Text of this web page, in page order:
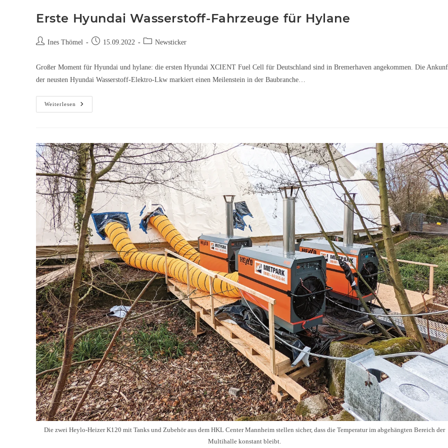
Erste Hyundai Wasserstoff-Fahrzeuge für Hylane
Ines Thömel 15.09.2022 Newsticker
Großer Moment für Hyundai und hylane: die ersten Hyundai XCIENT Fuel Cell für Deutschland sind in Bremerhaven angekommen. Die
der neusten Hyundai Wasserstoff-Elektro-Lkw markiert einen Meilenstein in der Baubranche…
Weiterlesen
Die zwei Heylo-Heizer K120 mit Tanks und Zubehör aus dem HKL Center Mannheim stellen sicher, dass die Temperatur im abgehängten Bereich der
Multihalle konstant bleibt.